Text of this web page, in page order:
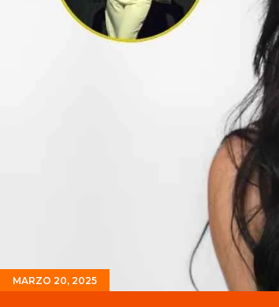
MARZO 20, 2025